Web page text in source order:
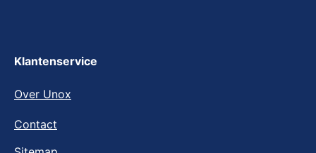
Klantenservice
Over Unox
Contact